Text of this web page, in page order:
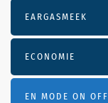
EARGASMEEK
ECONOMIE
EN MODE ON OFF